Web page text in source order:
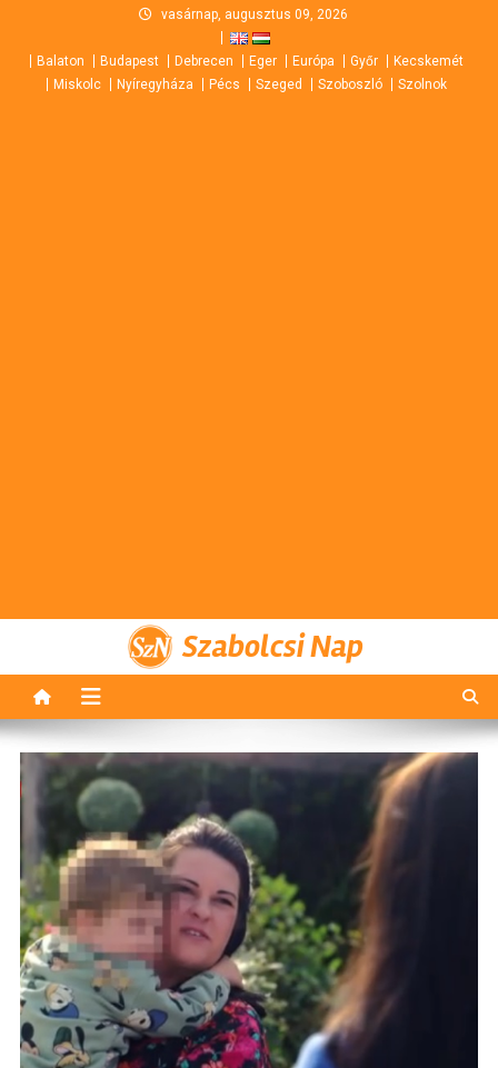
content
vasárnap, augusztus 09, 2026
Balaton Budapest Debrecen Eger Európa Győr
Kecskemét
Miskolc
Nyíregyháza Pécs Szeged Szoboszló Szolnok
Szabolcsi Nap